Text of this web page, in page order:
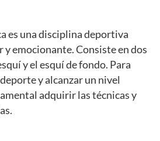
es una disciplina deportiva
y emocionante. Consiste en dos
y el esquí de fondo. Para
y alcanzar un nivel
adquirir las técnicas y